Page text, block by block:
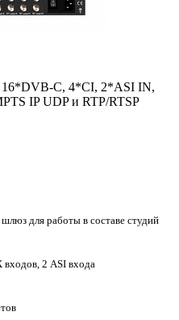
16*DVB-C, 4*CI, 2*ASI IN,
IP UDP и RTP/RTSP
для работы в составе студий
входов, 2 ASI входа